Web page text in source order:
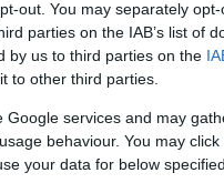
out. You may separately
parties on the IAB’s list of
by us to third parties on the
to other third parties.
services and may
behaviour. You may
your data for below
μπάσκετ
τον τρόπο την
«τιμόνι»! Οι
απολαβές που